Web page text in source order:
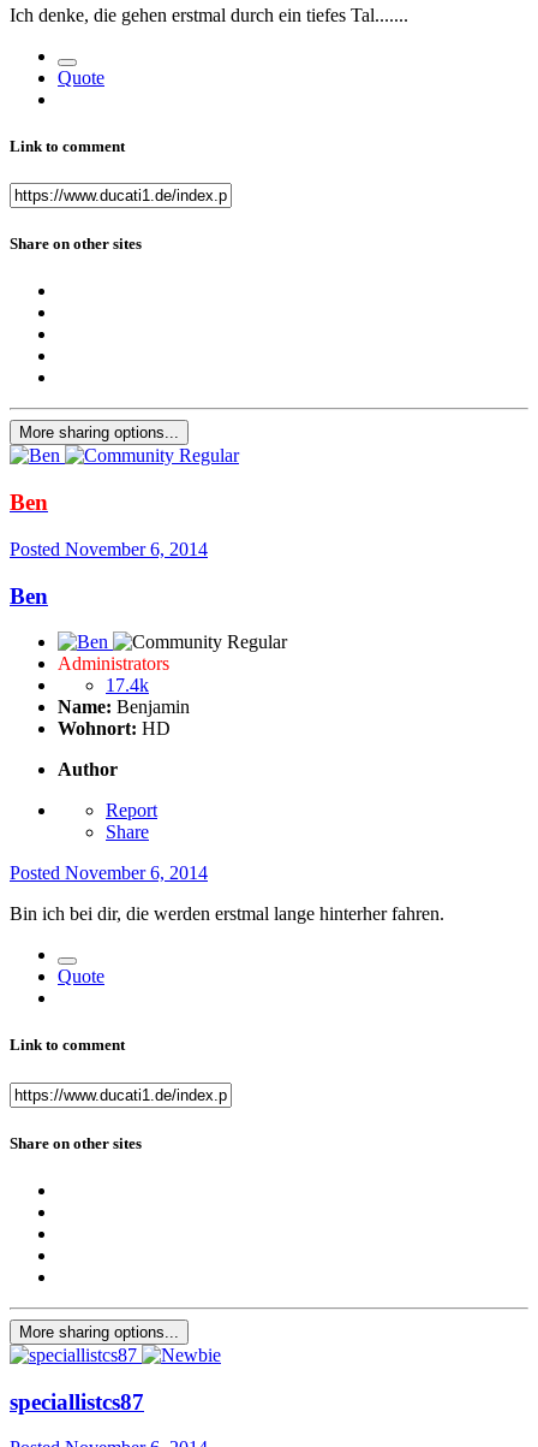
Ich denke, die gehen erstmal durch ein tiefes Tal.......
Quote
Link to comment
Share on other sites
More sharing options...
Ben
Posted November 6, 2014
Ben
Administrators
17.4k
Name: Benjamin
Wohnort: HD
Author
Report
Share
Posted November 6, 2014
Bin ich bei dir, die werden erstmal lange hinterher fahren.
Quote
Link to comment
Share on other sites
More sharing options...
speciallistcs87